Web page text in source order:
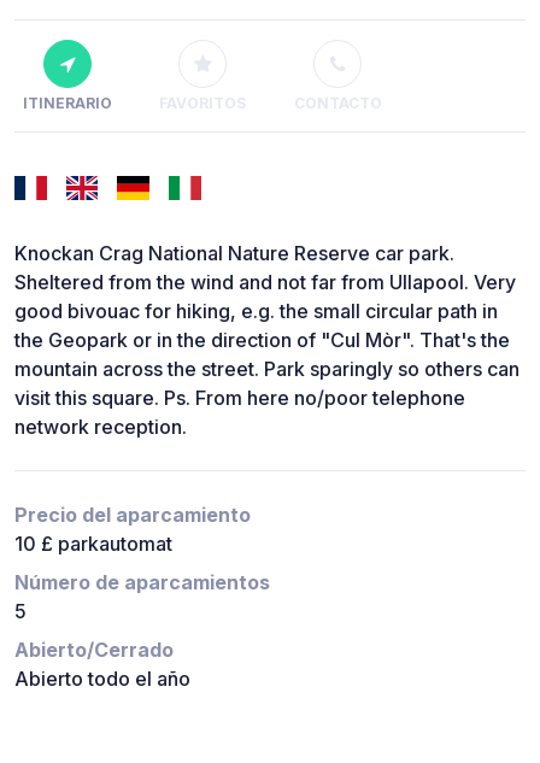
ITINERARIO FAVORITOS CONTACTO
Knockan Crag National Nature Reserve car park.
Sheltered from the wind and not far from Ullapool. Very
good bivouac for hiking, e.g. the small circular path in
the Geopark or in the direction of "Cul Mòr". That's the
mountain across the street. Park sparingly so others can
visit this square. Ps. From here no/poor telephone
network reception.
Precio del aparcamiento
10 £ parkautomat
Número de aparcamientos
5
Abierto/Cerrado
Abierto todo el año